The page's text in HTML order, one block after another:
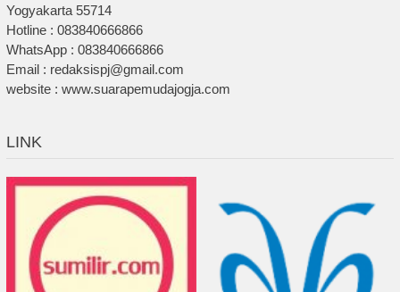
Yogyakarta 55714
Hotline : 083840666866
WhatsApp : 083840666866
Email : redaksispj@gmail.com
website : www.suarapemudajogja.com
LINK